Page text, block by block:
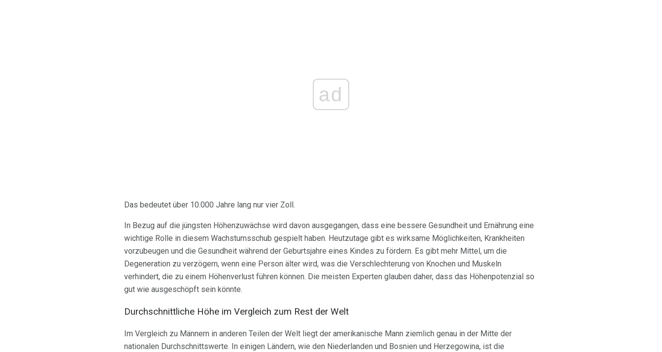
ad
Das bedeutet über 10.000 Jahre lang nur vier Zoll.
In Bezug auf die jüngsten Höhenzuwächse wird davon ausgegangen, dass eine bessere Gesundheit und Ernährung eine
wichtige Rolle in diesem Wachstumsschub gespielt haben. Heutzutage gibt es wirksame Möglichkeiten, Krankheiten
vorzubeugen und die Gesundheit während der Geburtsjahre eines Kindes zu fördern. Es gibt mehr Mittel, um die
Degeneration zu verzögern, wenn eine Person älter wird, was die Verschlechterung von Knochen und Muskeln
verhindert, die zu einem Höhenverlust führen können. Die meisten Experten glauben daher, dass das Höhenpotenzial so
gut wie ausgeschöpft sein könnte.
Durchschnittliche Höhe im Vergleich zum Rest der Welt
Im Vergleich zu Männern in anderen Teilen der Welt liegt der amerikanische Mann ziemlich genau in der Mitte der
nationalen Durchschnittswerte. In einigen Ländern, wie den Niederlanden und Bosnien und Herzegowina, ist die